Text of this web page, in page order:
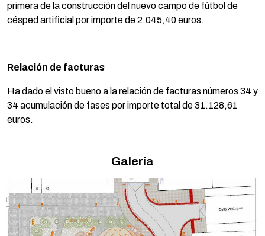
primera de la construcción del nuevo campo de fútbol de
césped artificial por importe de 2.045,40 euros.
Relación de facturas
Ha dado el visto bueno a la relación de facturas números 34 y
34 acumulación de fases por importe total de 31.128,61
euros.
Galería